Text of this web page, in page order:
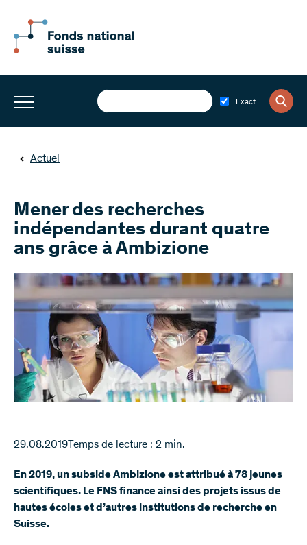
Exact
Actuel
Mener des recherches
indépendantes durant quatre
ans grâce à Ambizione
29.08.2019Temps de lecture : 2 min.
En 2019, un subside Ambizione est attribué à 78 jeunes
scientifiques. Le FNS finance ainsi des projets issus de
hautes écoles et d’autres institutions de recherche en
Suisse.